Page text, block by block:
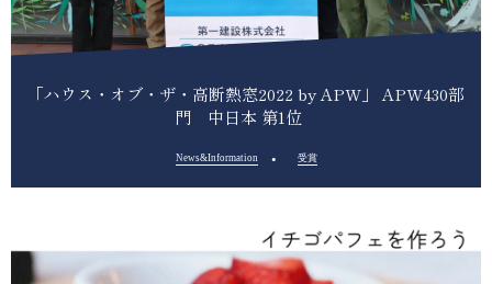
「ハウス・オブ・ザ・高断熱窓2022 by APW」 APW430部
門 中日本 第1位
News&Information 受賞